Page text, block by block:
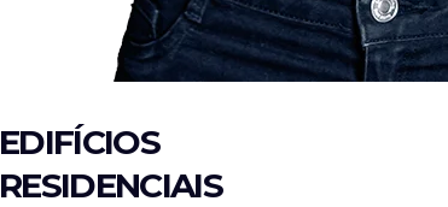
EDIFÍCIOS
RESIDENCIAIS